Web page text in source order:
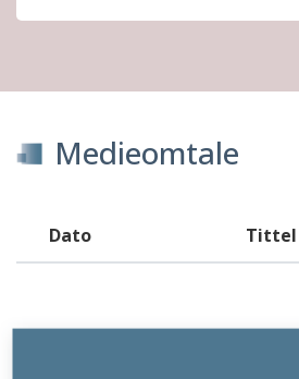
Medieomtale
Dato Tittel